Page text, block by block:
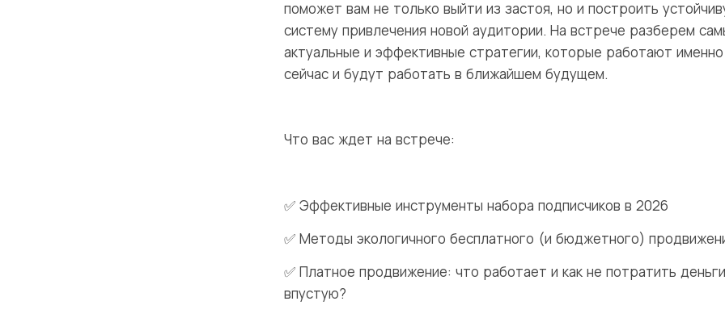
поможет вам не только выйти из застоя, но и построить
систему привлечения новой аудитории. На встрече разберем
актуальные и эффективные стратегии, которые работают именно
сейчас и будут работать в ближайшем будущем.
Что вас ждет на встрече:
✅ Эффективные инструменты набора подписчиков в 2026
✅ Методы экологичного бесплатного (и бюджетного)
✅ Платное продвижение: что работает и как не потратить деньги
впустую?